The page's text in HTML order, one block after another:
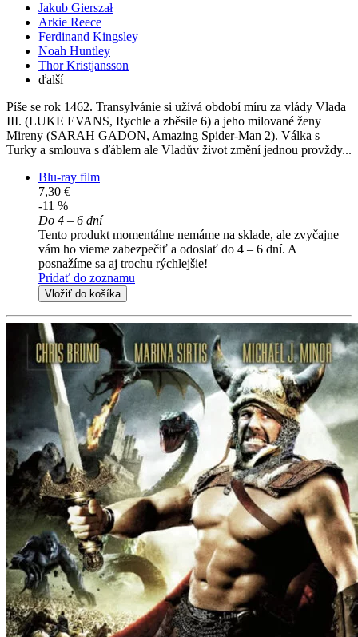
Jakub Gierszał
Arkie Reece
Ferdinand Kingsley
Noah Huntley
Thor Kristjansson
ďalší
Píše se rok 1462. Transylvánie si užívá období míru za vlády Vlada
III. (LUKE EVANS, Rychle a zběsile 6) a jeho milované ženy
Mireny (SARAH GADON, Amazing Spider-Man 2). Válka s
Turky a smlouva s ďáblem ale Vladův život změní jednou provždy...
Blu-ray film
7,30 €
-11 %
Do 4 – 6 dní
Tento produkt momentálne nemáme na sklade, ale zvyčajne
vám ho vieme zabezpečiť a odoslať do 4 – 6 dní. A
posnažíme sa aj trochu rýchlejšie!
Pridať do zoznamu
Vložiť do košíka